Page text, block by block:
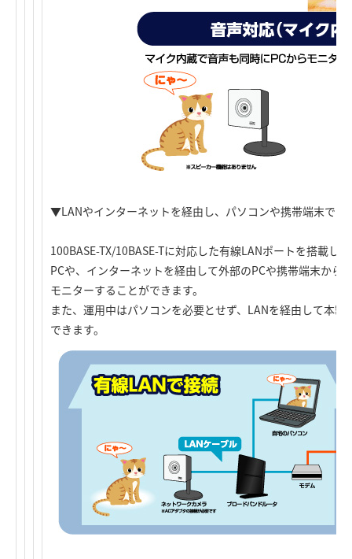
▼LANやインターネットを経由し、パソコンや携帯端末でモ
100BASE-TX/10BASE-Tに対応した有線LANポートを搭載し
PCや、インターネットを経由して外部のPCや携帯端末から
モニターすることができます。
また、運用中はパソコンを必要とせず、LANを経由して本
できます。